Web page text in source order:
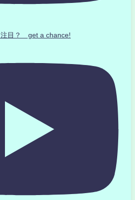
注目？ get a chance!